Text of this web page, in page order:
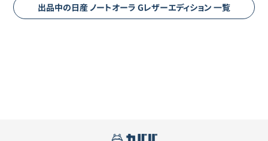
出品中の日産 ノートオーラ Gレザーエディション 一覧